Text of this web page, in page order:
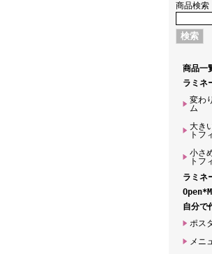
商品検索
商品一
ラミネ
変わ
ム
大き
トフ
小さ
トフ
ラミネ
自分で
ポス
メニ